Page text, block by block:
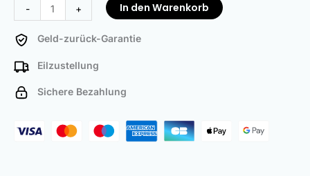
- + In den Warenkorb
Geld-zurück-Garantie
Eilzustellung
Sichere Bezahlung